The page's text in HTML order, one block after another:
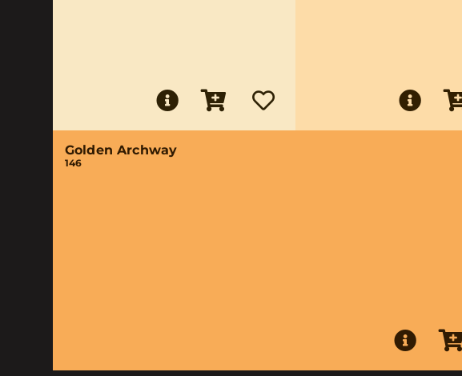
Golden Archway
146